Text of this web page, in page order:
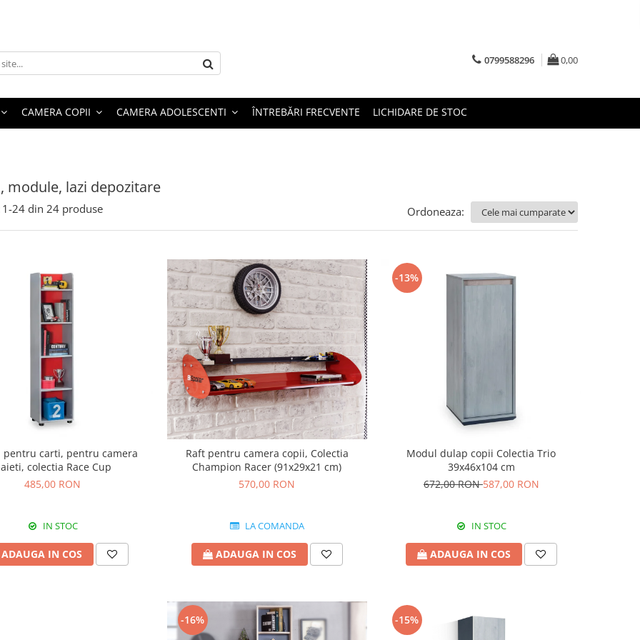
0799588296 0,00
CAMERA COPII CAMERA ADOLESCENTI ÎNTREBĂRI FRECVENTE LICHIDARE DE STOC
module, lazi depozitare
1-24 din 24 produse Ordoneaza:
pentru carti, pentru camera
colectia Race Cup
485,00 RON
IN STOC
ADAUGA IN COS
Raft pentru camera copii, Colectia
Champion Racer (91x29x21 cm)
570,00 RON
LA COMANDA
ADAUGA IN COS
-13%
Modul dulap copii Colectia Trio
39x46x104 cm
672,00 RON587,00 RON
IN STOC
ADAUGA IN COS
-16% -15%